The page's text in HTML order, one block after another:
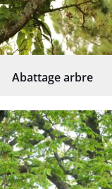
Abattage arbre